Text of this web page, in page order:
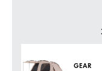
GEAR